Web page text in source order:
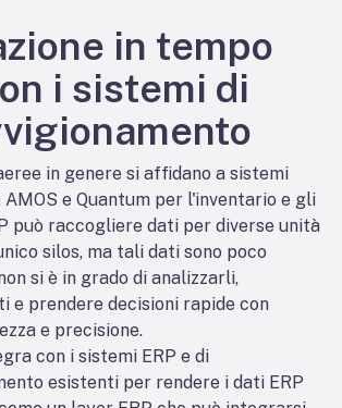
in tempo
i sistemi di
in genere si affidano a sistemi
AMOS e Quantum per l'inventario e gli
può raccogliere dati per diverse unità
silos, ma tali dati sono poco
si è in grado di analizzarli,
e prendere decisioni rapide con
e precisione.
con i sistemi ERP e di
esistenti per rendere i dati ERP